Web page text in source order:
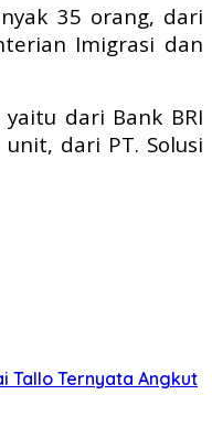
35 orang, dari
Imigrasi dan
dari Bank BRI
dari PT. Solusi
Tallo Ternyata Angkut